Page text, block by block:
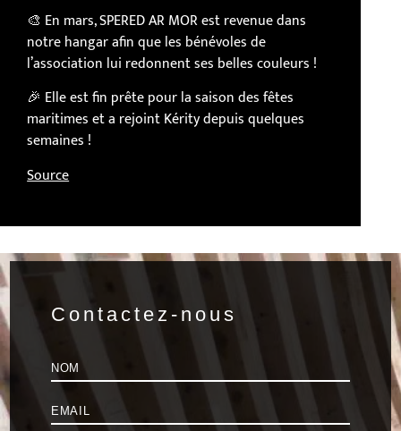
🎨 En mars, SPERED AR MOR est revenue dans
notre hangar afin que les bénévoles de
l’association lui redonnent ses belles couleurs !
🎉 Elle est fin prête pour la saison des fêtes
maritimes et a rejoint Kérity depuis quelques
semaines !
Source
Contactez-nous
Nom
E-
mail *